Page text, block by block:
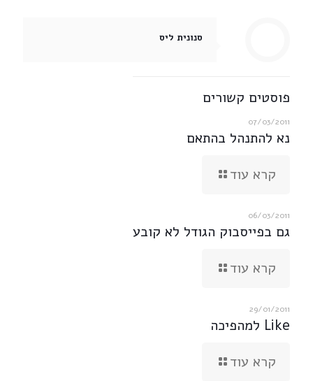
סנונית ליס
פוסטים קשורים
07/03/2011
נא להתנהל בהתאם
קרא עוד
06/03/2011
גם בפייסבוק הגודל לא קובע
קרא עוד
29/01/2011
Like למהפיכה
קרא עוד